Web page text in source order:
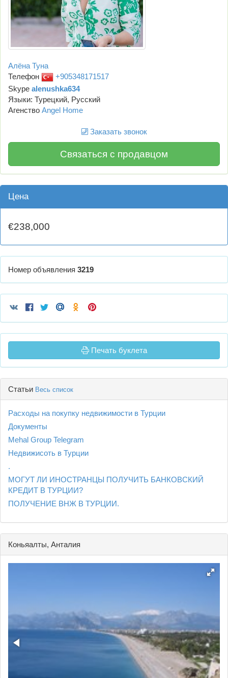
Алёна Туна
Телефон
+905348171517
Skype alenushka634
Языки: Турецкий, Русский
Агенство Angel Home
Заказать звонок
Связаться с продавцом
Цена
€238,000
Номер объявления 3219
Печать буклета
Статьи Весь список
Расходы на покупку недвижимости в Турции
Документы
Mehal Group Telegram
Недвижисоть в Турции
.
МОГУТ ЛИ ИНОСТРАНЦЫ ПОЛУЧИТЬ БАНКОВСКИЙ
КРЕДИТ В ТУРЦИИ?
ПОЛУЧЕНИЕ ВНЖ В ТУРЦИИ.
Коньяалты, Анталия